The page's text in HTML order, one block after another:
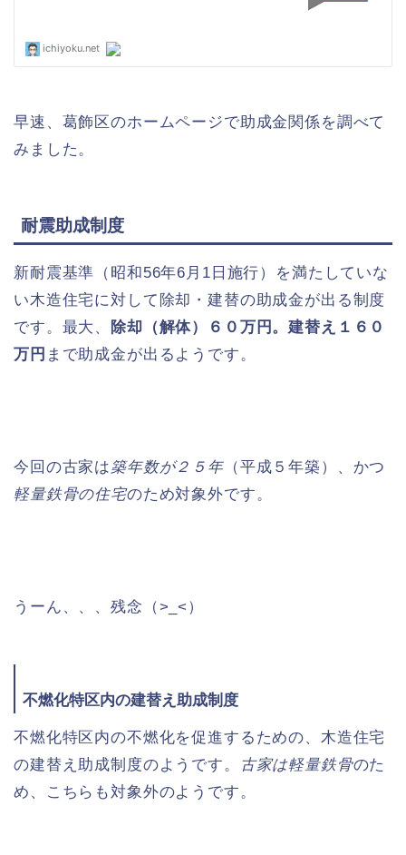
早速、葛飾区のホームページで助成金関係を調べて
みました。
耐震助成制度
新耐震基準（昭和56年6月1日施行）を満たしていな
い木造住宅に対して除却・建替の助成金が出る制度
です。最大、
除却（解体）６０万円。建替え１６０
万円 まで助成金が出るようです。
今回の古家は築年数が２５年（平成５年築）、かつ
軽量鉄骨の住宅のため対象外です。
うーん、、、残念（>_<）
不燃化特区内の建替え助成制度
不燃化特区内の不燃化を促進するための、木造住宅
の建替え助成制度のようです。
古家は軽量鉄骨のた
め、こちらも対象外のようです。